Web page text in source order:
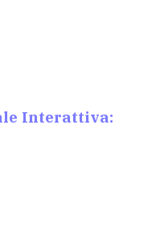
Interattiva: